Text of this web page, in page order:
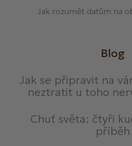
Jak rozumět datům na
Blog
Jak se připravit na
neztratit u toho
Chuť světa: čtyři
příběh